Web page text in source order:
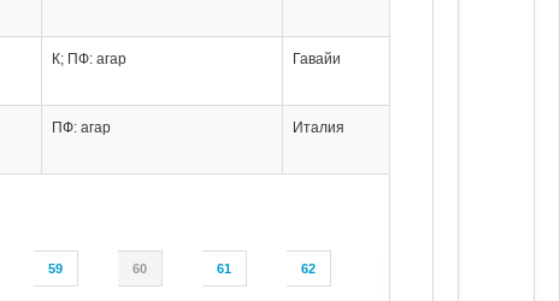
59 60 61 62
К; ПФ: агар Гавайи
ПФ: агар Италия